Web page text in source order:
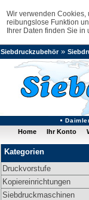
Wir verwenden
reibungslose Funktion
Ihrer Daten finden Sie in
Siebdruckzubehör»
Home Ihr Konto
Kategorien
Druckvorstufe
Kopiereinrichtungen
Siebdruckmaschinen